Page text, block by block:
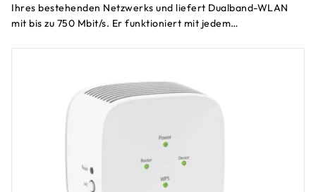
Ihres bestehenden Netzwerks und liefert Dualband-WLAN
mit bis zu 750 Mbit/s. Er funktioniert mit jedem